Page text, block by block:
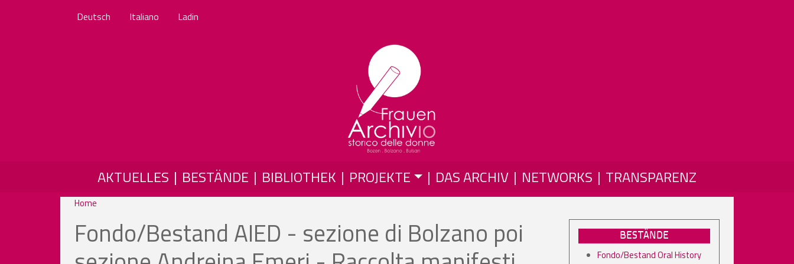
Deutsch Italiano Ladin
MAIN NAVIGATION
AKTUELLES BESTÄNDE BIBLIOTHEK PROJEKTE DAS ARCHIV NETWORKS TRANSPARENZ
Home
Fondo/Bestand AIED - sezione di Bolzano poi BESTÄNDE
Fondo/Bestand Oral History